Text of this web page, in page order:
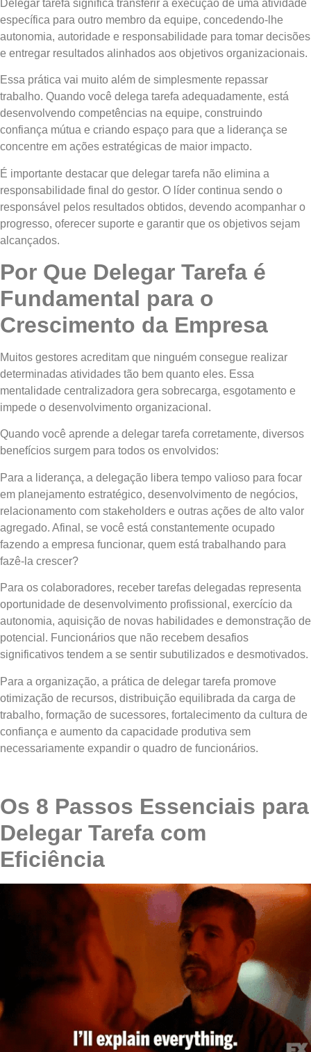
Delegar tarefa significa transferir a execução de uma atividade
específica para outro membro da equipe, concedendo-lhe
autonomia, autoridade e responsabilidade para tomar decisões
e entregar resultados alinhados aos objetivos organizacionais.
Essa prática vai muito além de simplesmente repassar
trabalho. Quando você delega tarefa adequadamente, está
desenvolvendo competências na equipe, construindo
confiança mútua e criando espaço para que a liderança se
concentre em ações estratégicas de maior impacto.
É importante destacar que delegar tarefa não elimina a
responsabilidade final do gestor. O líder continua sendo o
responsável pelos resultados obtidos, devendo acompanhar o
progresso, oferecer suporte e garantir que os objetivos sejam
alcançados.
Por Que Delegar Tarefa é
Fundamental para o
Crescimento da Empresa
Muitos gestores acreditam que ninguém consegue realizar
determinadas atividades tão bem quanto eles. Essa
mentalidade centralizadora gera sobrecarga, esgotamento e
impede o desenvolvimento organizacional.
Quando você aprende a delegar tarefa corretamente, diversos
benefícios surgem para todos os envolvidos:
Para a liderança, a delegação libera tempo valioso para focar
em planejamento estratégico, desenvolvimento de negócios,
relacionamento com stakeholders e outras ações de alto valor
agregado. Afinal, se você está constantemente ocupado
fazendo a empresa funcionar, quem está trabalhando para
fazê-la crescer?
Para os colaboradores, receber tarefas delegadas representa
oportunidade de desenvolvimento profissional, exercício da
autonomia, aquisição de novas habilidades e demonstração de
potencial. Funcionários que não recebem desafios
significativos tendem a se sentir subutilizados e desmotivados.
Para a organização, a prática de delegar tarefa promove
otimização de recursos, distribuição equilibrada da carga de
trabalho, formação de sucessores, fortalecimento da cultura de
confiança e aumento da capacidade produtiva sem
necessariamente expandir o quadro de funcionários.
Os 8 Passos Essenciais para
Delegar Tarefa com
Eficiência